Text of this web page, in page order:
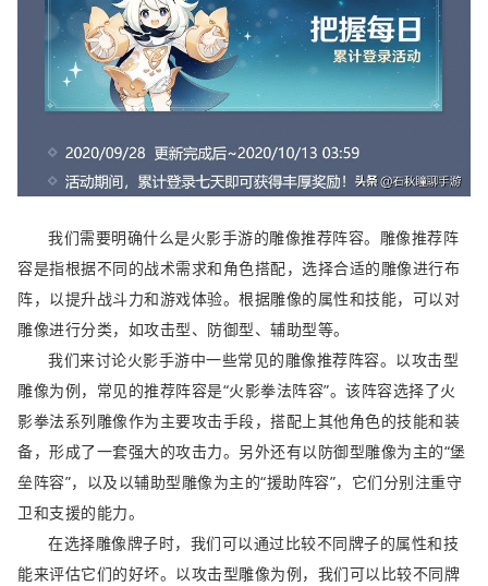
我们需要明确什么是火影手游的雕像推荐阵容。雕像推荐阵
容是指根据不同的战术需求和角色搭配，选择合适的雕像进行布
阵，以提升战斗力和游戏体验。根据雕像的属性和技能，可以对
雕像进行分类，如攻击型、防御型、辅助型等。
我们来讨论火影手游中一些常见的雕像推荐阵容。以攻击型
雕像为例，常见的推荐阵容是“火影拳法阵容”。该阵容选择了火
影拳法系列雕像作为主要攻击手段，搭配上其他角色的技能和装
备，形成了一套强大的攻击力。另外还有以防御型雕像为主的“堡
垒阵容”，以及以辅助型雕像为主的“援助阵容”，它们分别注重守
卫和支援的能力。
在选择雕像牌子时，我们可以通过比较不同牌子的属性和技
能来评估它们的好坏。以攻击型雕像为例，我们可以比较不同牌